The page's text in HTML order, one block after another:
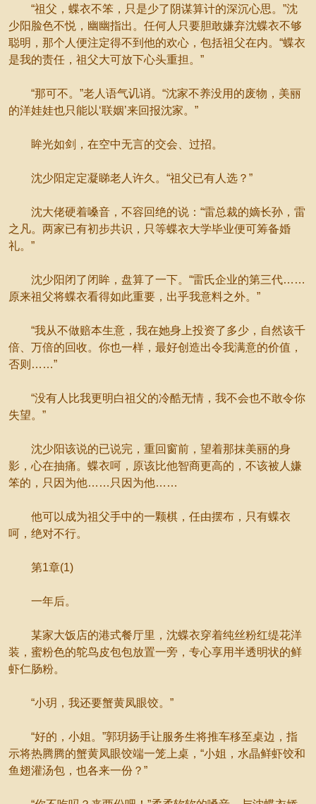
“祖父，蝶衣不笨，只是少了阴谋算计的深沉心思。”沈
少阳脸色不悦，幽幽指出。任何人只要胆敢嫌弃沈蝶衣不够
聪明，那个人便注定得不到他的欢心，包括祖父在内。“蝶衣
是我的责任，祖父大可放下心头重担。”
“那可不。”老人语气讥诮。“沈家不养没用的废物，美丽
的洋娃娃也只能以‘联姻’来回报沈家。”
眸光如剑，在空中无言的交会、过招。
沈少阳定定凝睇老人许久。“祖父已有人选？”
沈大佬硬着嗓音，不容回绝的说：“雷总裁的嫡长孙，雷
之凡。两家已有初步共识，只等蝶衣大学毕业便可筹备婚
礼。”
沈少阳闭了闭眸，盘算了一下。“雷氏企业的第三代……
原来祖父将蝶衣看得如此重要，出乎我意料之外。”
“我从不做赔本生意，我在她身上投资了多少，自然该千
倍、万倍的回收。你也一样，最好创造出令我满意的价值，
否则……”
“没有人比我更明白祖父的冷酷无情，我不会也不敢令你
失望。”
沈少阳该说的已说完，重回窗前，望着那抹美丽的身
影，心在抽痛。蝶衣呵，原该比他智商更高的，不该被人嫌
笨的，只因为他……只因为他……
他可以成为祖父手中的一颗棋，任由摆布，只有蝶衣
呵，绝对不行。
第1章(1)
一年后。
某家大饭店的港式餐厅里，沈蝶衣穿着纯丝粉红缇花洋
装，蜜粉色的鸵鸟皮包包放置一旁，专心享用半透明状的鲜
虾仁肠粉。
“小玥，我还要蟹黄凤眼饺。”
“好的，小姐。”郭玥扬手让服务生将推车移至桌边，指
示将热腾腾的蟹黄凤眼饺端一笼上桌，“小姐，水晶鲜虾饺和
鱼翅灌汤包，也各来一份？”